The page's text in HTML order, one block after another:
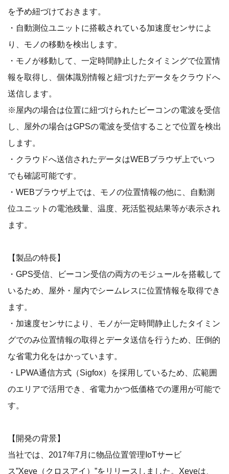
を予め紐づけておきます。
・自動測位ユニットに搭載されている加速度センサによ
り、モノの移動を検出します。
・モノが移動して、一定時間静止したタイミングで位置情
報を取得し、個体識別情報と紐づけたデータをクラウドへ
送信します。
※屋内の場合は位置に紐づけられたビーコンの電波を受信
し、屋外の場合はGPSの電波を受信することで位置を検出
します。
・クラウドへ送信されたデータはWEBブラウザ上でいつ
でも確認可能です。
・WEBブラウザ上では、モノの位置情報の他に、自動測
位ユニットの電池残量、温度、死活監視結果等が表示され
ます。
【製品の特長】
・GPS受信、ビーコン受信の両方のモジュールを搭載して
いるため、屋外・屋内でシームレスに位置情報を取得でき
ます。
・加速度センサにより、モノが一定時間静止したタイミン
グでのみ位置情報の取得とデータ送信を行うため、圧倒的
な省電力化をはかっています。
・LPWA通信方式（Sigfox）を採用しているため、広範囲
のエリアで活用でき、省電力かつ低価格での運用が可能で
す。
【開発の背景】
当社では、2017年7月に物品位置管理IoTサービ
ス”Xeye（クロスアイ）”をリリースしました。Xeyeは、